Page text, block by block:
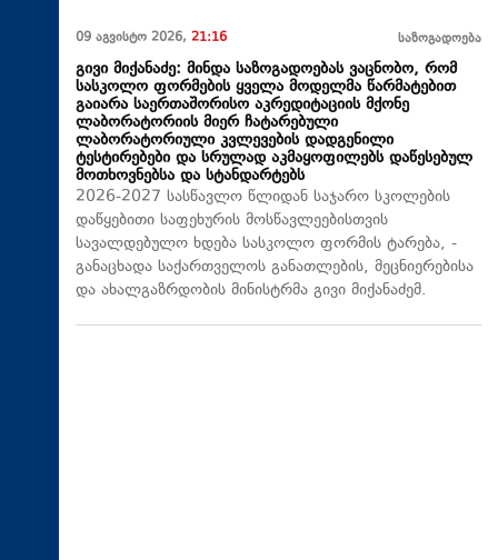
09 აგვისტო 2026, 21:16 საზოგადოება
გივი მიქანაძე: მინდა საზოგადოებას ვაცნობო, რომ
სასკოლო ფორმების ყველა მოდელმა წარმატებით
გაიარა საერთაშორისო აკრედიტაციის მქონე
ლაბორატორიის მიერ ჩატარებული
ლაბორატორიული კვლევების დადგენილი
ტესტირებები და სრულად აკმაყოფილებს დაწესებულ
მოთხოვნებსა და სტანდარტებს
2026-2027 სასწავლო წლიდან საჯარო სკოლების
დაწყებითი საფეხურის მოსწავლეებისთვის
სავალდებულო ხდება სასკოლო ფორმის ტარება, -
განაცხადა საქართველოს განათლების, მეცნიერებისა
და ახალგაზრდობის მინისტრმა გივი მიქანაძემ.